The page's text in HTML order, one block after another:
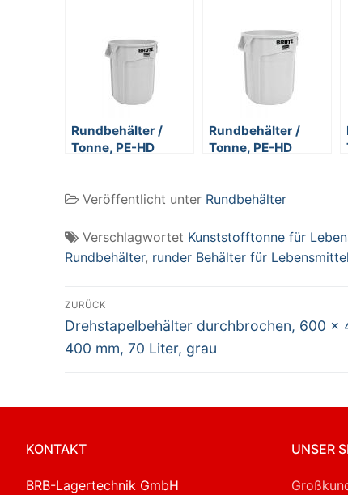
Rundbehälter /
Tonne, PE-HD
38 Liter
Rundbehälter /
Tonne, PE-HD
76 Liter
Veröffentlicht unter Rundbehälter
Verschlagwortet Kunststofftonne für
Rundbehälter, runder Behälter für Lebensmittel
Beitragsnavigation
ZURÜCK
Vorheriger
Beitrag:
Drehstapelbehälter durchbrochen, 600 x
400 mm, 70 Liter, grau
KONTAKT
BRB-Lagertechnik GmbH
UNSER